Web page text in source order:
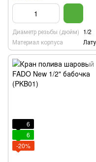
Диаметр резьбы (дюйм) 1/2
Материал корпуса
6
6
-20%